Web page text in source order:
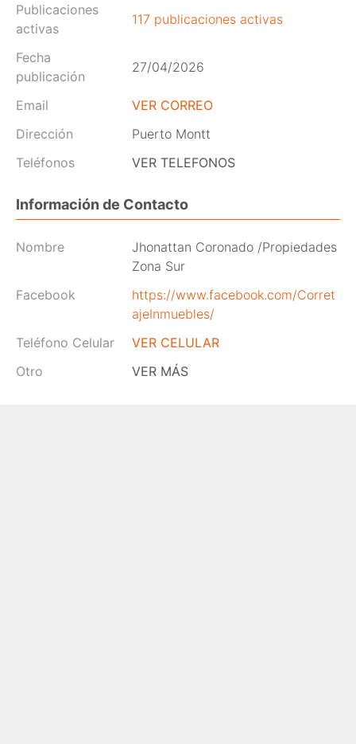
Publicaciones
activas
117 publicaciones activas
Fecha
publicación
27/04/2026
Email
VER CORREO
Dirección
Puerto Montt
Teléfonos
VER TELEFONOS
Información de Contacto
Nombre
Jhonattan Coronado /Propiedades
Zona Sur
Facebook
https://www.facebook.com/Corret
ajeInmuebles/
Teléfono Celular
VER CELULAR
Otro
VER MÁS